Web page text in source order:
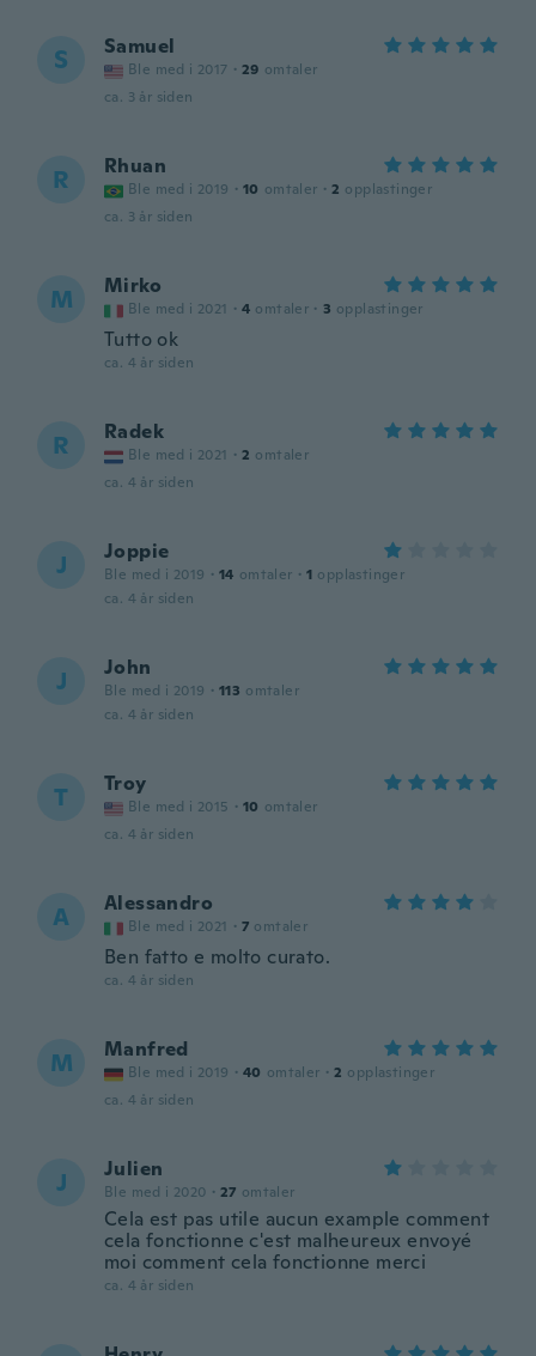
S Samuel
Ble med i 2017 · 29 omtaler
ca. 3 år siden
R Rhuan
Ble med i 2019 · 10 omtaler · 2 opplastinger
ca. 3 år siden
M Mirko
Ble med i 2021 · 4 omtaler · 3 opplastinger
Tutto ok
ca. 4 år siden
R Radek
Ble med i 2021 · 2 omtaler
ca. 4 år siden
J Joppie
Ble med i 2019 · 14 omtaler · 1 opplastinger
ca. 4 år siden
J John
Ble med i 2019 · 113 omtaler
ca. 4 år siden
T Troy
Ble med i 2015 · 10 omtaler
ca. 4 år siden
A Alessandro
Ble med i 2021 · 7 omtaler
Ben fatto e molto curato.
ca. 4 år siden
M Manfred
Ble med i 2019 · 40 omtaler · 2 opplastinger
ca. 4 år siden
J Julien
Ble med i 2020 · 27 omtaler
Cela est pas utile aucun example comment
cela fonctionne c'est malheureux envoyé
moi comment cela fonctionne merci
ca. 4 år siden